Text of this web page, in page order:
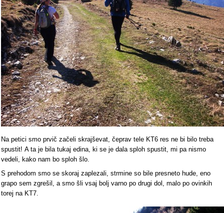
Na petici smo prvič začeli skrajševat, čeprav tele KT6 res ne bi bilo treba
spustit! A ta je bila tukaj edina, ki se je dala sploh spustit, mi pa nismo
vedeli, kako nam bo sploh šlo.
S prehodom smo se skoraj zaplezali, strmine so bile presneto hude, eno
grapo sem zgrešil, a smo šli vsaj bolj varno po drugi dol, malo po ovinkih
torej na KT7.